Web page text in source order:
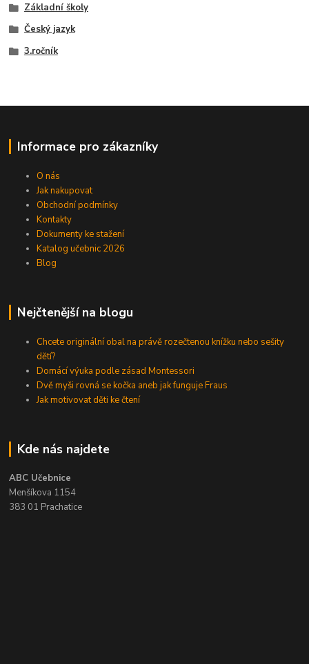
Základní školy
Český jazyk
3.ročník
Informace pro zákazníky
O nás
Jak nakupovat
Obchodní podmínky
Kontakty
Dokumenty ke stažení
Katalog učebnic 2026
Blog
Nejčtenější na blogu
Chcete originální obal na právě rozečtenou knížku nebo sešity
dětí?
Domácí výuka podle zásad Montessori
Dvě myši rovná se kočka aneb jak funguje Fraus
Jak motivovat děti ke čtení
Kde nás najdete
ABC Učebnice
Menšíkova 1154
383 01 Prachatice